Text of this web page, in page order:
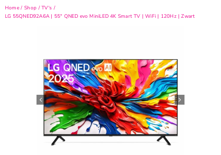
Hosting
Openingstijden
Contact
Home Shop
TV's
LG 55QNED92A6A | 55″ QNED evo MiniLED 4K Smart TV | WiFi | 120Hz | Zwart